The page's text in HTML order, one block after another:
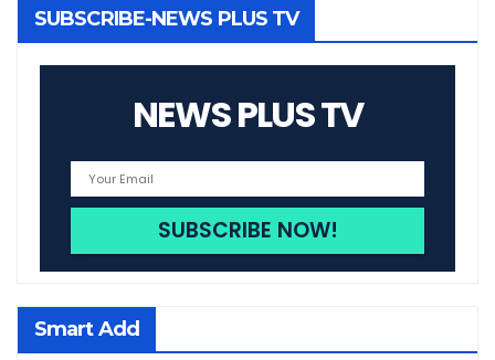
SUBSCRIBE-NEWS PLUS TV
NEWS PLUS TV
Smart Add